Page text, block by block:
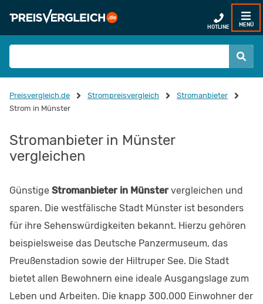
HOTLINE MENÜ
Preisvergleich.de Strompreisvergleich
Stromanbieter
Strom in Münster
Stromanbieter in Münster
vergleichen
Günstige Stromanbieter in Münstervergleichen und
sparen. Die westfälische Stadt Münster ist besonders
für ihre Sehenswürdigkeiten bekannt. Hierzu gehören
beispielsweise das Deutsche Panzermuseum, das
Preußenstadion sowie der Hiltruper See. Die Stadt
bietet allen Bewohnern eine ideale Ausgangslage zum
Leben und Arbeiten. Die knapp 300.000 Einwohner der